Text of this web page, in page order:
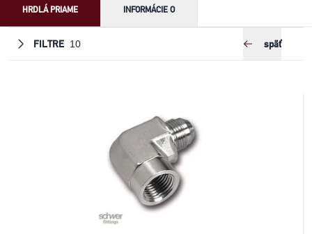
HRDLÁ PRIAME INFORMÁCIE O
FILTRE 10 späť